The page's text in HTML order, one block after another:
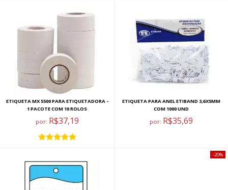
ETIQUETA MX 5500 PARA ETIQUETADORA -
1 PACOTE COM 10 ROLOS
por: R$37,19
ETIQUETA PARA ANEL ETIBAND 3,6X5MM
COM 1000 UND
por: R$35,69
20%